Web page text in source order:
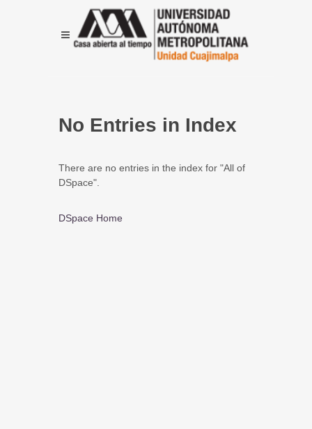
No Entries in Index
There are no entries in the index for "All of
DSpace".
DSpace Home